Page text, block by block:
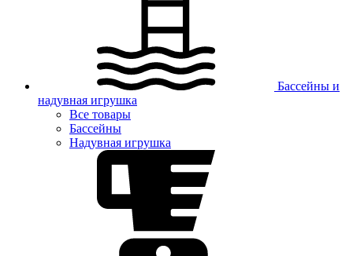
Бассейны и
надувная игрушка
Все товары
Бассейны
Надувная игрушка